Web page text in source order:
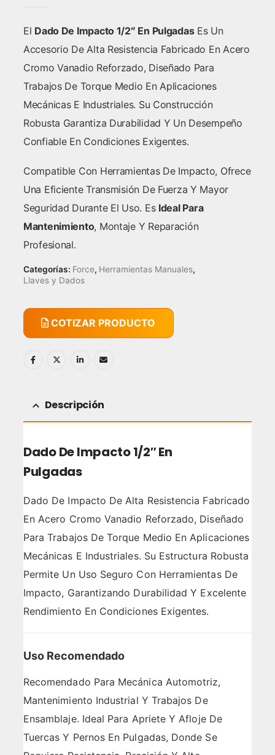
El Dado De Impacto 1/2″ En PulgadasEs Un
Accesorio De Alta Resistencia Fabricado En Acero
Cromo Vanadio Reforzado, Diseñado Para
Trabajos De Torque Medio En Aplicaciones
Mecánicas E Industriales. Su Construcción
Robusta Garantiza Durabilidad Y Un Desempeño
Confiable En Condiciones Exigentes.
Compatible Con Herramientas De Impacto, Ofrece
Una Eficiente Transmisión De Fuerza Y Mayor
Seguridad Durante El Uso. Es Ideal Para
Mantenimiento, Montaje Y Reparación
Profesional.
Categorías: Force, Herramientas Manuales,
Llaves y Dados
COTIZAR PRODUCTO
Descripción
Dado De Impacto 1/2″ En
Pulgadas
Dado De Impacto De Alta Resistencia Fabricado
En Acero Cromo Vanadio Reforzado, Diseñado
Para Trabajos De Torque Medio En Aplicaciones
Mecánicas E Industriales. Su Estructura Robusta
Permite Un Uso Seguro Con Herramientas De
Impacto, Garantizando Durabilidad Y Excelente
Rendimiento En Condiciones Exigentes.
Uso Recomendado
Recomendado Para Mecánica Automotriz,
Mantenimiento Industrial Y Trabajos De
Ensamblaje. Ideal Para Apriete Y Afloje De
Tuercas Y Pernos En Pulgadas, Donde Se